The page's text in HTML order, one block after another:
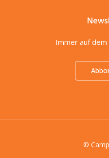
Immer auf dem
©